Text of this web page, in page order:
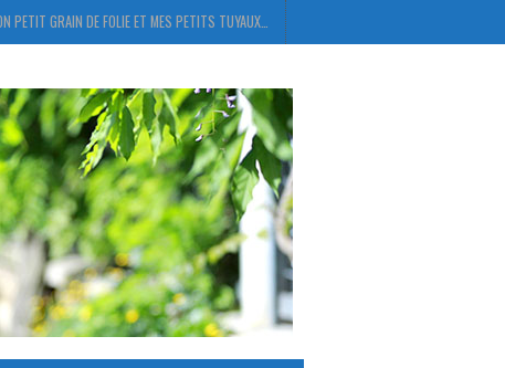
PETIT GRAIN DE FOLIE ET MES PETITS TUYAUX…